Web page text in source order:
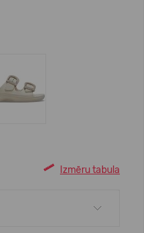
Izmēru tabula